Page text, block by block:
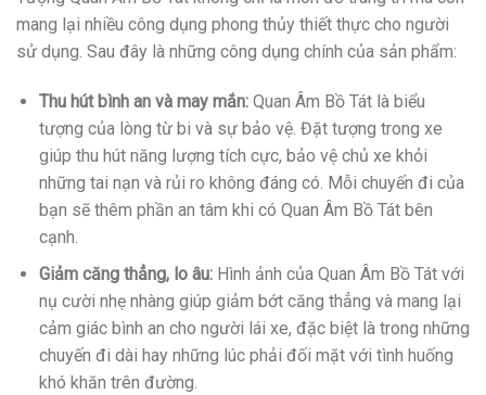
mang lại nhiều công dụng phong thủy thiết thực cho người
sử dụng. Sau đây là những công dụng chính của sản phẩm:
Thu hút bình an và may mắn:Quan Âm Bồ Tát là biểu
tượng của lòng từ bi và sự bảo vệ. Đặt tượng trong xe
giúp thu hút năng lượng tích cực, bảo vệ chủ xe khỏi
những tai nạn và rủi ro không đáng có. Mỗi chuyến đi của
bạn sẽ thêm phần an tâm khi có Quan Âm Bồ Tát bên
cạnh.
Giảm căng thẳng, lo âu:Hình ảnh của Quan Âm Bồ Tát với
nụ cười nhẹ nhàng giúp giảm bớt căng thẳng và mang lại
cảm giác bình an cho người lái xe, đặc biệt là trong những
chuyến đi dài hay những lúc phải đối mặt với tình huống
khó khăn trên đường.